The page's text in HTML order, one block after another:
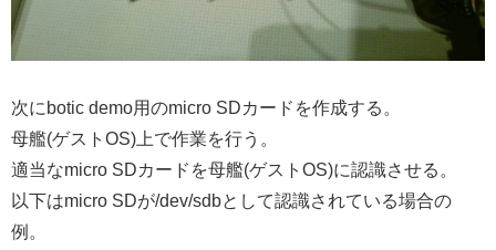
次にbotic demo用のmicro SDカードを作成する。
母艦(ゲストOS)上で作業を行う。
適当なmicro SDカードを母艦(ゲストOS)に認識させる。
以下はmicro SDが/dev/sdbとして認識されている場合の
例。